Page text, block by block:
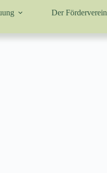
Der Förderverein